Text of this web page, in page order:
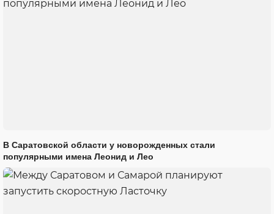
В Саратовской области у новорожденных стали
популярными имена Леонид и Лео